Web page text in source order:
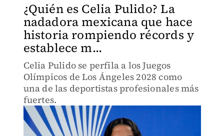
¿Quién es Celia Pulido? La
nadadora mexicana que hace
historia rompiendo récords y
establece m...
Celia Pulido se perfila a los Juegos
Olímpicos de Los Ángeles 2028 como
una de las deportistas profesionales más
fuertes.